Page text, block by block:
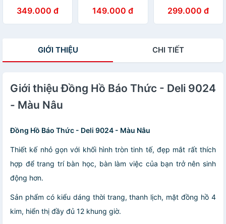
8842 - Kèm móc
treo
349.000 đ
200K] Đồng hồ
báo thức có
149.000 đ
30cm - 8842,
không tiếng ồn,
(sỉ/lẻ)
299.000 đ
GIỚI THIỆU CHI TIẾT
Giới thiệu Đồng Hồ Báo Thức - Deli 9024
- Màu Nâu
Đồng Hồ Báo Thức - Deli 9024 - Màu Nâu
Thiết kế nhỏ gọn với khối hình tròn tinh tế, đẹp mắt rất thích
hợp để trang trí bàn học, bàn làm việc của bạn trở nên sinh
động hơn.
Sản phẩm có kiểu dáng thời trang, thanh lịch, mặt đồng hồ 4
kim, hiển thị đầy đủ 12 khung giờ.